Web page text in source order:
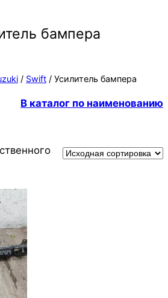
бампера
/ Swift / Усилитель бампера
В каталог по наименованию